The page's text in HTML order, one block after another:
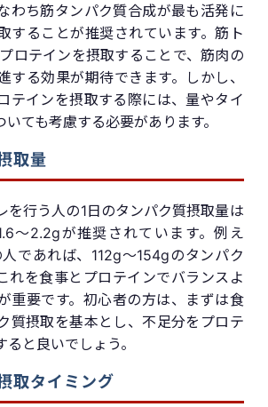
わち筋タンパク質合成が最も活発に
することが推奨されています。筋ト
ロテインを摂取することで、筋肉の
する効果が期待できます。しかし、
テインを摂取する際には、量やタイ
ても考慮する必要があります。
取量
を行う人の1日のタンパク質摂取量は
〜2.2gが推奨されています。例え
であれば、112g〜154gのタンパク
れを食事とプロテインでバランスよ
重要です。初心者の方は、まずは食
質摂取を基本とし、不足分をプロテ
と良いでしょう。
取タイミング